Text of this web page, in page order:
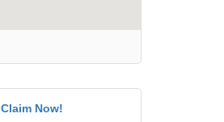
Claim Now!